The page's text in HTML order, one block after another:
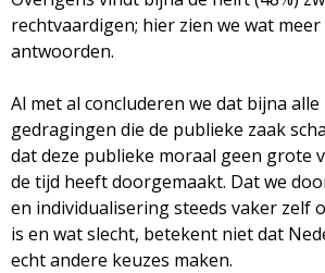
rechtvaardigen; hier zien we wat
antwoorden.
Al met al concluderen we dat bijna
gedragingen die de publieke zaak
dat deze publieke moraal geen grote
de tijd heeft doorgemaakt. Dat we
en individualisering steeds vaker zelf
is en wat slecht, betekent niet dat
echt andere keuzes maken.